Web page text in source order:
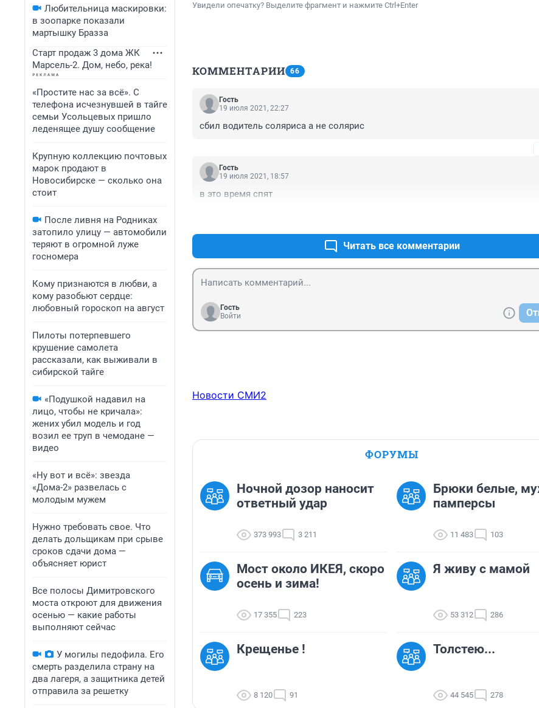
Любительница маскировки:
в зоопарке показали
мартышку Бразза
Старт продаж 3 дома ЖК
Марсель-2. Дом, небо, река!
«Простите нас за всё». С
телефона исчезнувшей в тайге
семьи Усольцевых пришло
леденящее душу сообщение
Крупную коллекцию почтовых
марок продают в
Новосибирске — сколько она
стоит
После ливня на Родниках
затопило улицу — автомобили
теряют в огромной луже
госномера
Кому признаются в любви, а
кому разобьют сердце:
любовный гороскоп на август
Пилоты потерпевшего
крушение самолета
рассказали, как выживали в
сибирской тайге
«Подушкой надавил на
лицо, чтобы не кричала»:
жених убил модель и год
возил ее труп в чемодане —
видео
«Ну вот и всё»: звезда
«Дома-2» развелась с
молодым мужем
Нужно требовать свое. Что
делать дольщикам при срыве
сроков сдачи дома —
объясняет юрист
Все полосы Димитровского
моста откроют для движения
осенью — какие работы
выполняют сейчас
У могилы педофила. Его
смерть разделила страну на
два лагеря, а защитника детей
отправила за решетку
Увидели опечатку? Выделите фрагмент и нажмите Ctrl+Enter
КОММЕНТАРИИ 66
Гость
19 июля 2021, 22:27
сбил водитель соляриса а не солярис
Гость
19 июля 2021, 18:57
в это время спят
Читать все комментарии
Гость
Войти
Новости СМИ2
ФОРУМЫ
Ночной дозор наносит
ответный удар
373 993 3 211
Брюки белые,
памперсы
11 483 103
Мост около ИКЕЯ, скоро
осень и зима!
17 355 223
Я живу с мамой
53 312 286
Крещенье !
8 120 91
Толстею...
44 545 278